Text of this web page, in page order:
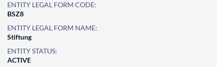
ENTITY LEGAL FORM CODE:
BSZ8
ENTITY LEGAL FORM NAME:
Stiftung
ENTITY STATUS:
ACTIVE